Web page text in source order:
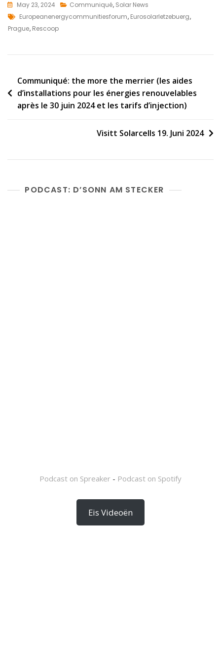
c
e
o
k
i
t
t
e
a
i
a
r
May 23, 2024 Communiqué, Solar News
Tags
Europeanenergycommunitiesforum, Eurosolarletzebuerg,
Prague, Rescoop
Post
navigation
Communiqué: the more the merrier (les aides
d’installations pour les énergies renouvelables
après le 30 juin 2024 et les tarifs d’injection)
Visitt Solarcells 19. Juni 2024
PODCAST: D’SONN AM STECKER
Podcast on Spreaker - Podcast on Spotify
Eis Videoën